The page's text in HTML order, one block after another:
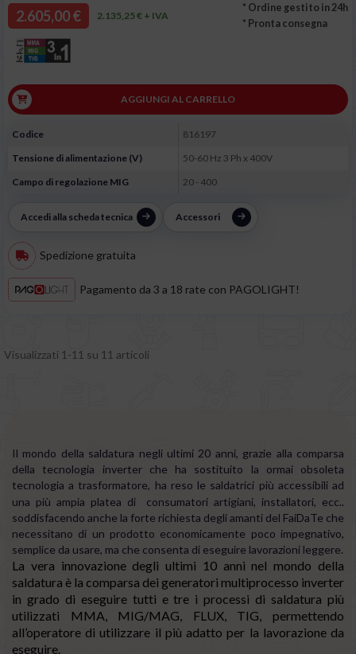
2.605,00 € 2.135,25 € + IVA
* Ordine gestito in 24h
* Pronta consegna
AGGIUNGI AL CARRELLO
Codice
816197
Tensione di alimentazione (V)
50-60 Hz 3 Ph x 400V
Campo di regolazione MIG
20 - 400
Accedi alla scheda tecnica Accessori
Spedizione gratuita
Pagamento da 3 a 18 rate con PAGOLIGHT!
Visualizzati 1-11 su 11 articoli
Il mondo della saldatura negli ultimi 20 anni, grazie alla comparsa
della tecnologia inverter che ha sostituito la ormai obsoleta
tecnologia a trasformatore, ha reso le saldatrici più accessibili ad
una più ampia platea di
consumatori artigiani, installatori, ecc..
soddisfacendo anche la forte richiesta degli amanti del FaiDaTe che
necessitano di un prodotto economicamente poco impegnativo,
semplice da usare, ma che consenta di eseguire lavorazioni leggere.
La vera innovazione degli ultimi 10 anni nel mondo della
saldatura è la comparsa dei generatori multiprocesso inverter
in grado di eseguire tutti e tre i processi di saldatura più
utilizzati MMA, MIG/MAG, FLUX, TIG, permettendo
all’operatore di utilizzare il più adatto per la lavorazione da
eseguire.